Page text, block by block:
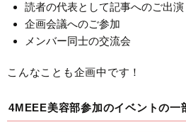
読者の代表として記事へのご出演
企画会議へのご参加
メンバー同士の交流会
こんなことも企画中です！
4MEEE美容部参加のイベントの一